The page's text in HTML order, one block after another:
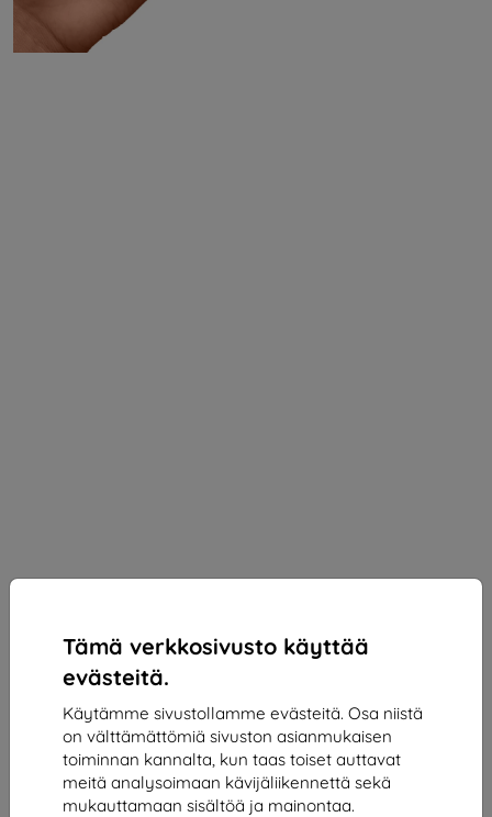
Tämä verkkosivusto käyttää
evästeitä.
Käytämme sivustollamme evästeitä. Osa niistä
on välttämättömiä sivuston asianmukaisen
toiminnan kannalta, kun taas toiset auttavat
meitä analysoimaan kävijäliikennettä sekä
mukauttamaan sisältöä ja mainontaa.
3mk Silky Matt Privacy Protective film for
Samsung Galaxy M34 5G
Samsung Galaxy M34